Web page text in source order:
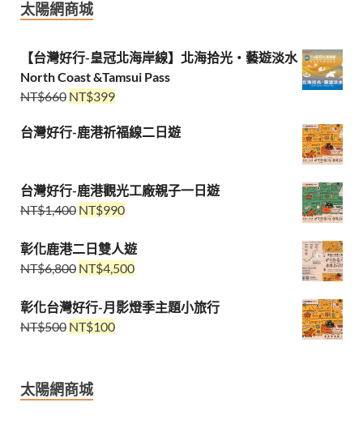
太陽網商城
【台灣好行-皇冠北海岸線】北海拾光・藝遊淡水
North Coast &Tamsui Pass
NT$660 NT$399
台灣好行-鹿港祈福線二日遊
台灣好行-鹿港觀光工廠親子一日遊
NT$1,400 NT$990
彰化鹿港二日雙人遊
NT$6,800 NT$4,500
彰化台灣好行-月影燈季主題小旅行
NT$500 NT$100
太陽網商城